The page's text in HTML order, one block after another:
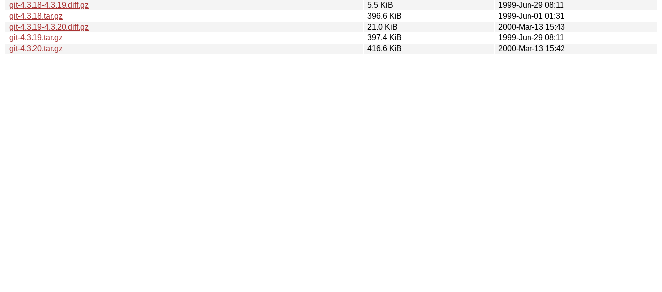
git-4.3.18-4.3.19.diff.gz
5.5 KiB
1999-Jun-29 08:11
git-4.3.18.tar.gz
396.6 KiB
1999-Jun-01 01:31
git-4.3.19-4.3.20.diff.gz
21.0 KiB
2000-Mar-13 15:43
git-4.3.19.tar.gz
397.4 KiB
1999-Jun-29 08:11
git-4.3.20.tar.gz
416.6 KiB 2000-Mar-13 15:42